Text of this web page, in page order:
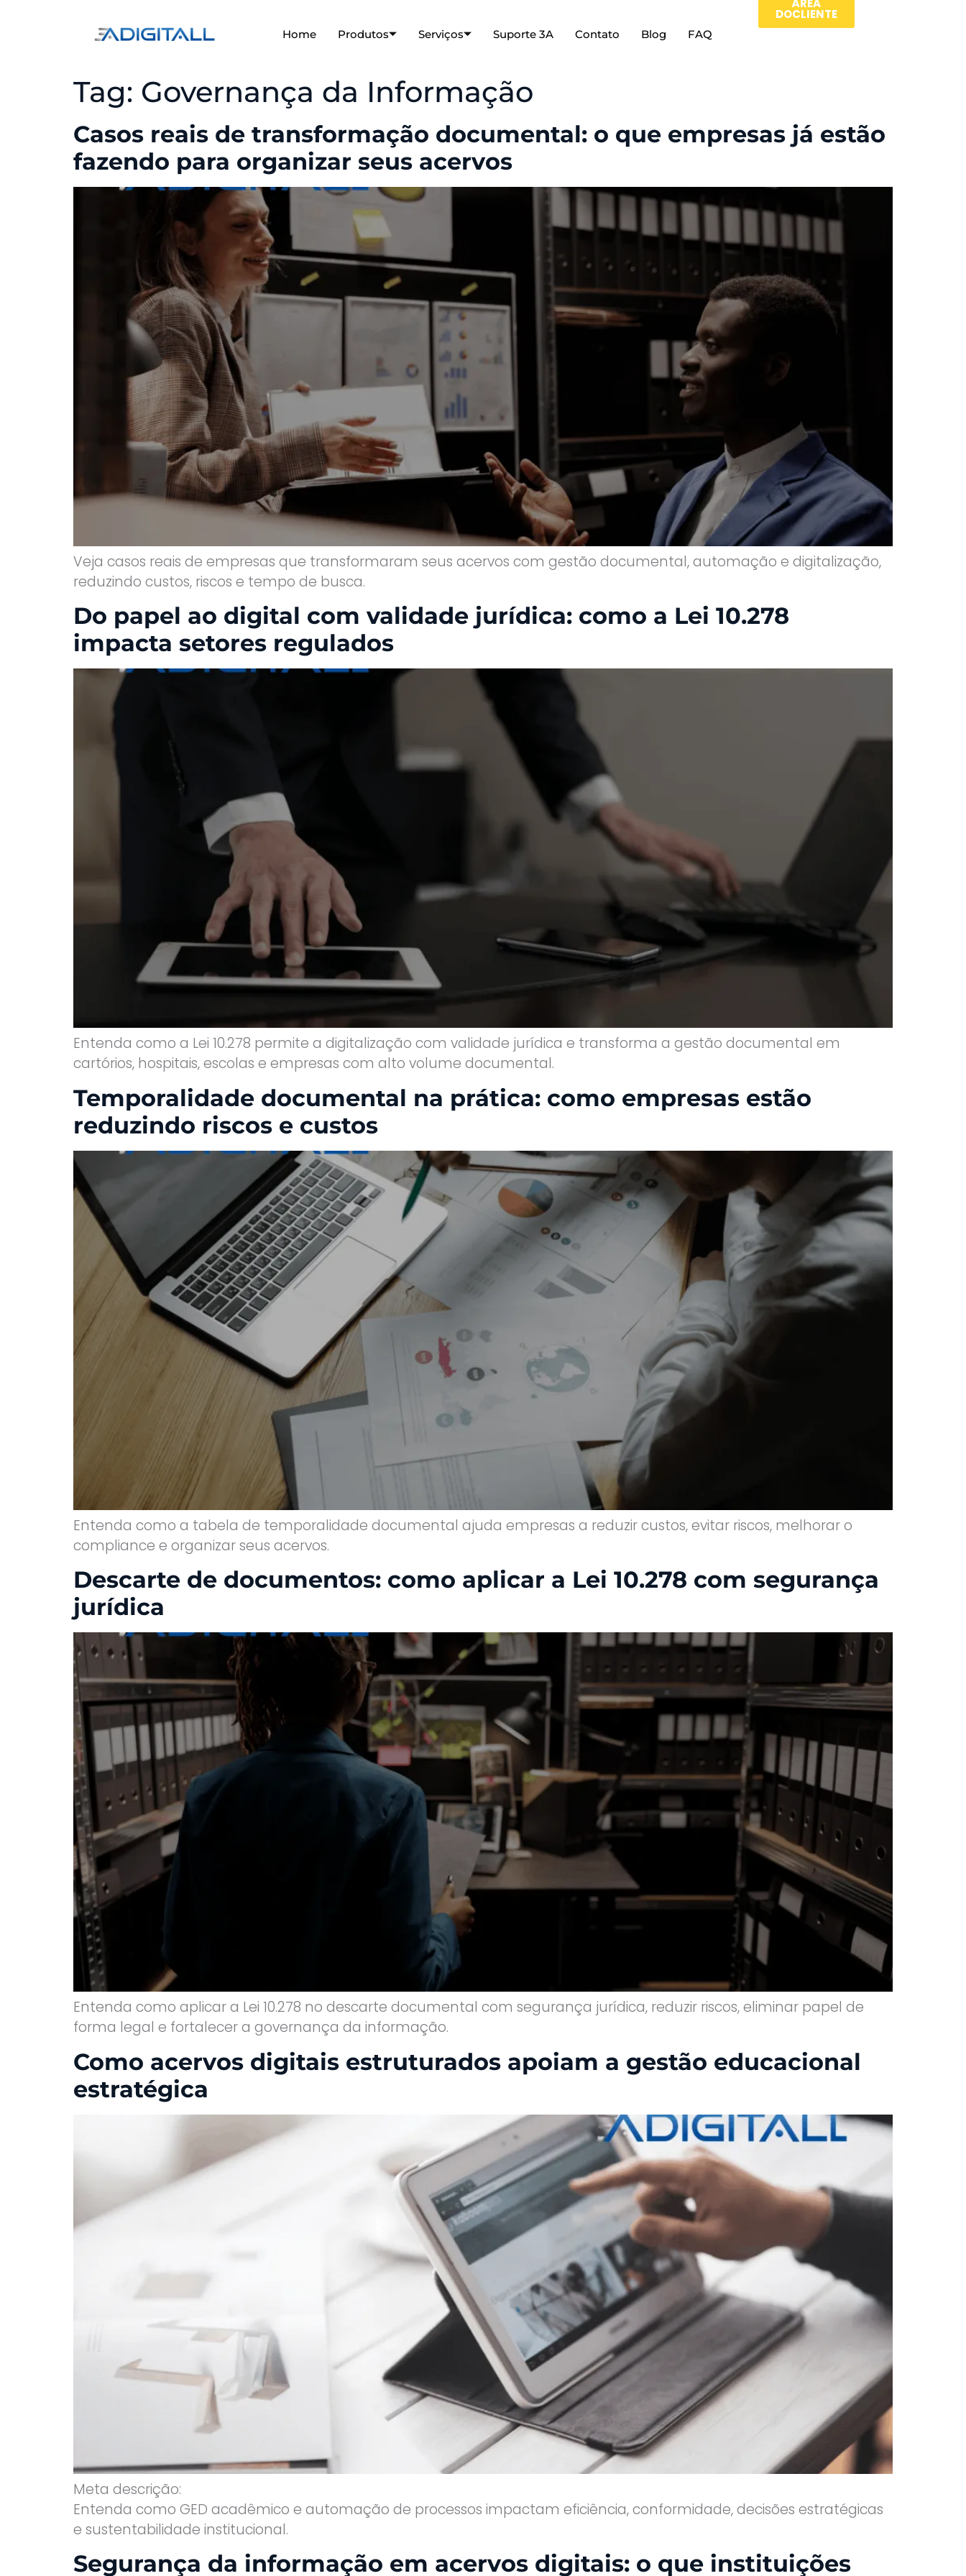
Home Produtos Serviços Suporte 3A Contato Blog FAQ
ÀREA
DOCLIENTE
Tag: Governança da Informação
Casos reais de transformação documental: o que empresas já estão
fazendo para organizar seus acervos
Veja casos reais de empresas que transformaram seus acervos com gestão documental, automação e digitalização,
reduzindo custos, riscos e tempo de busca.
Do papel ao digital com validade jurídica: como a Lei 10.278
impacta setores regulados
Entenda como a Lei 10.278 permite a digitalização com validade jurídica e transforma a gestão documental em
cartórios, hospitais, escolas e empresas com alto volume documental.
Temporalidade documental na prática: como empresas estão
reduzindo riscos e custos
Entenda como a tabela de temporalidade documental ajuda empresas a reduzir custos, evitar riscos, melhorar o
compliance e organizar seus acervos.
Descarte de documentos: como aplicar a Lei 10.278 com segurança
jurídica
Entenda como aplicar a Lei 10.278 no descarte documental com segurança jurídica, reduzir riscos, eliminar papel de
forma legal e fortalecer a governança da informação.
Como acervos digitais estruturados apoiam a gestão educacional
estratégica
Meta descrição:
Entenda como GED acadêmico e automação de processos impactam eficiência, conformidade, decisões estratégicas
e sustentabilidade institucional.
Segurança da informação em acervos digitais: o que instituições